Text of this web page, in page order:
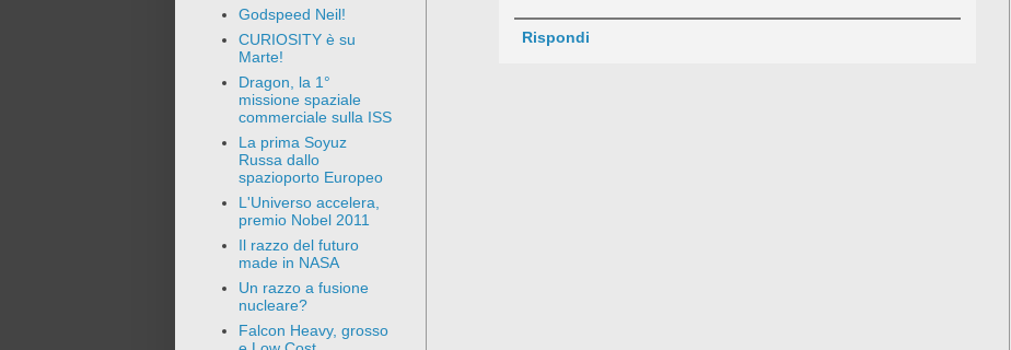
Rispondi
Godspeed Neil!
CURIOSITY è su
Marte!
Dragon, la 1°
missione spaziale
commerciale sulla ISS
La prima Soyuz
Russa dallo
spazioporto Europeo
L'Universo accelera,
premio Nobel 2011
Il razzo del futuro
made in NASA
Un razzo a fusione
nucleare?
Falcon Heavy, grosso